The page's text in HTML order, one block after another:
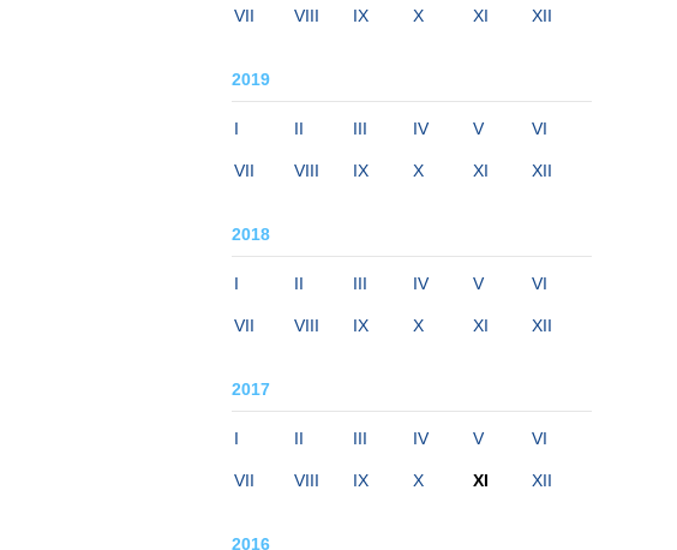
VII VIII IX X XI XII
2019
I II III IV V VI
VII VIII IX X XI XII
2018
I II III IV V VI
VII VIII IX X XI XII
2017
I II III IV V VI
VII VIII IX X XI XII
2016